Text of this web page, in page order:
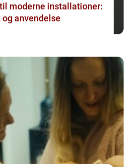
moderne installationer:
anvendelse